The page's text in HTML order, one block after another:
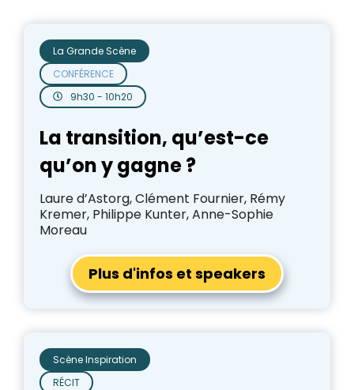
9h30 - 10h20
CONFÉRENCE
La Grande Scène
La transition, qu’est-ce
qu’on y gagne ?
Laure d’Astorg, Clément Fournier, Rémy
Kremer, Philippe Kunter, Anne-Sophie
Moreau
Plus d'infos et speakers
RÉCIT
Scène Inspiration